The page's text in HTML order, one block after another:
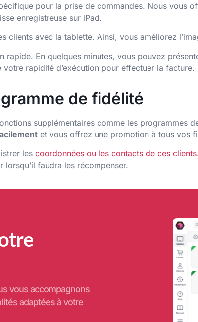
pour la prise de commandes. Nous vous
enregistreuse sur iPad.
clients avec la tablette. Ainsi, vous améliorez
rapide. En quelques minutes, vous pouvez
rapidité d’exécution pour effectuer la facture.
de fidélité
supplémentaires comme les programmes
et vous offrez une promotion à tous vos
les coordonnées ou les contacts de ces clients
lorsqu’il faudra les récompenser.
vous accompagnons
adaptées à votre